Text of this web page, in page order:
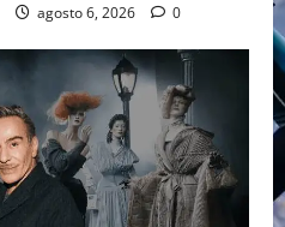
agosto 6, 2026 0